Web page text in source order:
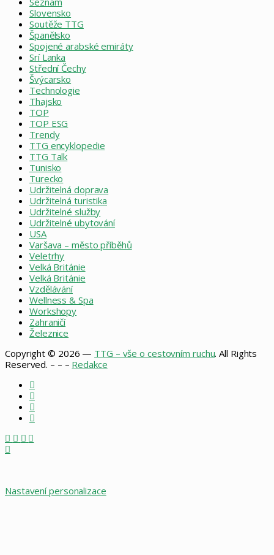
Slovensko
Soutěže TTG
Španělsko
Spojené arabské emiráty
Srí Lanka
Střední Čechy
Švýcarsko
Technologie
Thajsko
TOP
TOP ESG
Trendy
TTG encyklopedie
TTG Talk
Tunisko
Turecko
Udržitelná doprava
Udržitelná turistika
Udržitelné služby
Udržitelné ubytování
USA
Varšava – město příběhů
Veletrhy
Velká Británie
Velká Británie
Vzdělávání
Wellness & Spa
Workshopy
Zahraničí
Železnice
Copyright © 2026 — TTG – vše o cestovním ruchu. All Rights
Reserved. – – – Redakce
Facebook
X
Instagram
RSS
Facebook
X WhatsApp
Back
Nastavení personalizace